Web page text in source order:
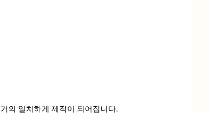
의 일치하게 제작이 되어집니다.